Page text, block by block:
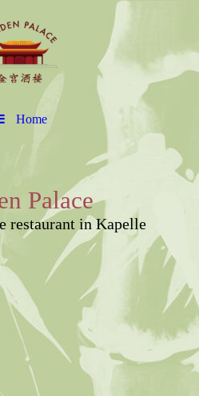
Home
Palace
restaurant in Kapelle